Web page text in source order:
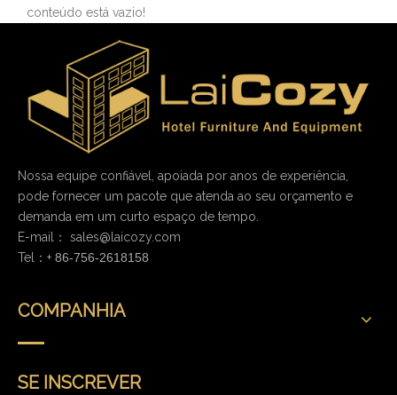
conteúdo está vazio!
Nossa equipe confiável, apoiada por anos de experiência,
pode fornecer um pacote que atenda ao seu orçamento e
demanda em um curto espaço de tempo.
E-mail： sales@laicozy.com
Tel：+ 86-756-2618158
COMPANHIA
SE INSCREVER